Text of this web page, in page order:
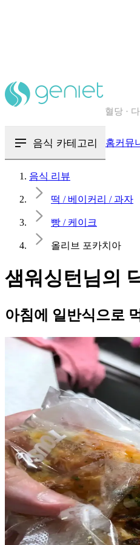
혈당 ·
음식 카테고리 홈커뮤
음식 리뷰
떡 / 베이커리 / 과자
빵 / 케이크
올리브 포카치아
샘워싱턴님의
아침에 일반식으로